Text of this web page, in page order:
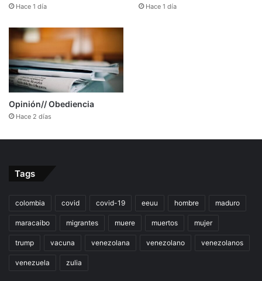
Hace 1 día Hace 1 día
Opinión// Obediencia
Hace 2 días
Tags
colombia covid covid-19 eeuu hombre maduro
maracaibo migrantes muere muertos mujer
trump vacuna venezolana venezolano venezolanos
venezuela zulia